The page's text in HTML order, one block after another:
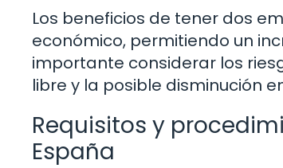
Los beneficios de tener dos
económico, permitiendo un
importante considerar los
libre y la posible disminución
Requisitos y
España